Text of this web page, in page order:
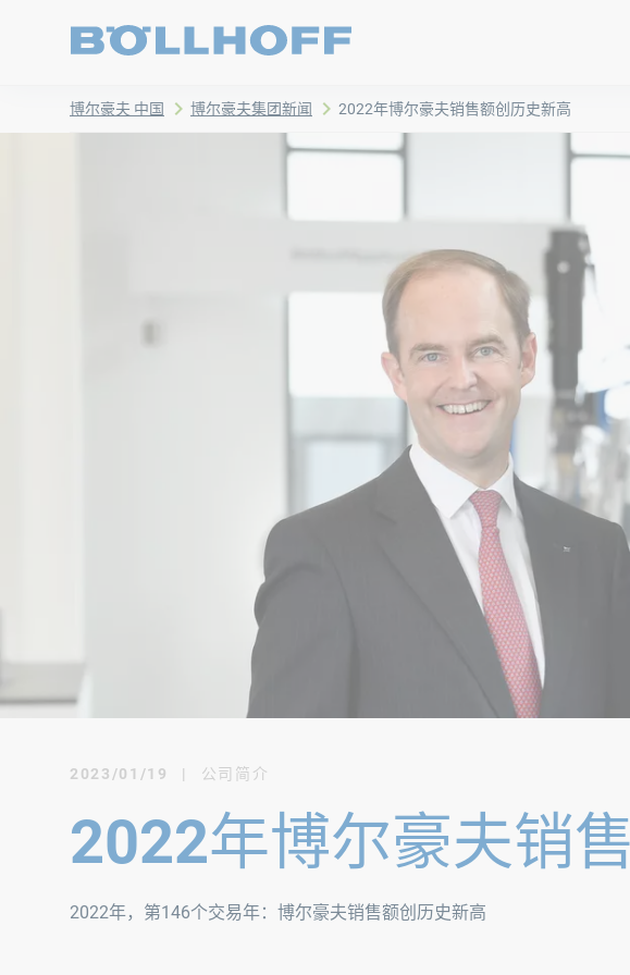
博尔豪夫 中国 博尔豪夫集团新闻 2022年博尔豪夫销售额创历史新高
2023/01/19 | 公司简介
2022年博尔豪夫销
2022年，第146个交易年：博尔豪夫销售额创历史新高